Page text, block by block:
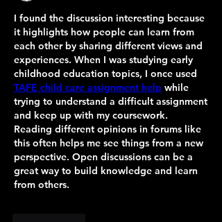
I found the discussion interesting because
it highlights how people can learn from
each other by sharing different views and
experiences. When I was studying early
TAFE child care assignment help while
trying to understand a difficult assignment
and keep up with my coursework.
Reading different opinions in forums like
this often helps me see things from a new
perspective. Open discussions can be a
great way to build knowledge and learn
from others.